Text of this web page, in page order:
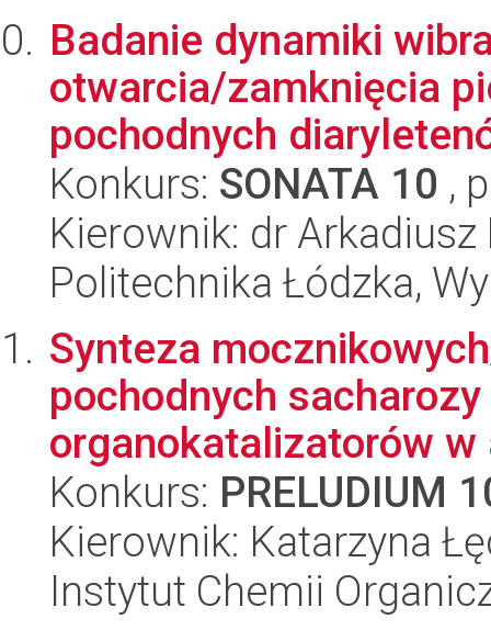
Badanie dynamiki
otwarcia/zamknięcia
pochodnych
Konkurs: SONATA 10 ,
Kierownik: dr
Politechnika Łódzka,
Synteza
pochodnych
organokatalizatorów
Konkurs: PRELUDIUM
Kierownik: Katarzyna
Instytut Chemii